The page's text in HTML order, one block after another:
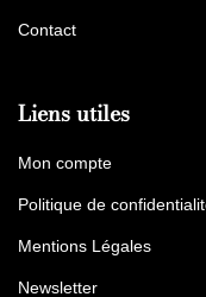
Contact
Liens utiles
Mon compte
Politique de
Mentions Légales
Newsletter